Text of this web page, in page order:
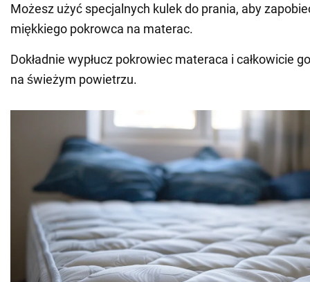
Możesz użyć specjalnych kulek do prania, aby
miękkiego pokrowca na materac.
Dokładnie wypłucz pokrowiec materaca i całkowicie
na świeżym powietrzu.